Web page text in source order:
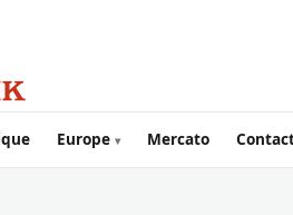
Europe Mercato